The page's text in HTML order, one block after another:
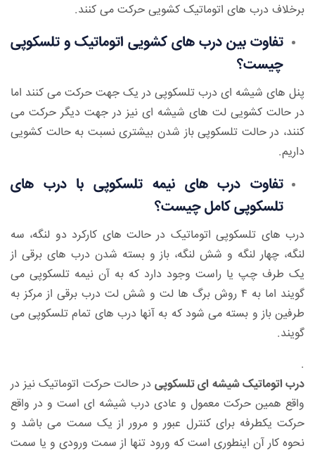
برخلاف درب های اتوماتیک کشویی حرکت می کنند.
تفاوت بین درب های کشویی اتوماتیک و تلسکوپی
چیست؟
پنل های شیشه ای درب تلسکوپی در یک جهت حرکت می کنند اما
در حالت کشویی لت های شیشه ای نیز در جهت دیگر حرکت می
کنند، در حالت تلسکوپی باز شدن بیشتری نسبت به حالت کشویی
داریم.
تفاوت درب های نیمه تلسکوپی با درب های
تلسکوپی کامل چیست؟
درب های تلسکوپی اتوماتیک در حالت های کارکرد دو لنگه، سه
لنگه، چهار لنگه و شش لنگه، باز و بسته شدن درب های برقی از
یک طرف چپ یا راست وجود دارد که به آن نیمه تلسکوپی می
گویند اما به ۴ روش برگ ها لت و شش لت درب برقی از مرکز به
طرفین باز و بسته می شود که به آنها درب های تمام تلسکوپی می
گویند.
.
درب اتوماتیک شیشه ای تلسکوپیدر حالت حرکت اتوماتیک نیز در
واقع همین حرکت معمول و عادی درب شیشه ای است و در واقع
حرکت یکطرفه برای کنترل عبور و مرور از یک سمت می باشد و
نحوه کار آن اینطوری است که ورود تنها از سمت ورودی و یا سمت